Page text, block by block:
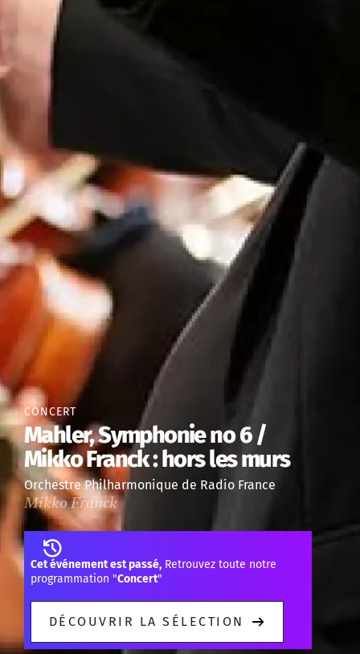
CONCERT
Mahler, Symphonie no 6 /
Mikko Franck : hors les murs
Orchestre Philharmonique de Radio France
Mikko Franck
Cet événement est passé, Retrouvez toute notre
programmation "Concert"
DÉCOUVRIR LA SÉLECTION